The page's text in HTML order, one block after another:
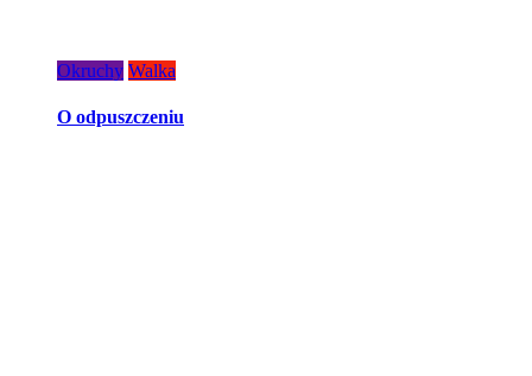
Okruchy Walka
O odpuszczeniu